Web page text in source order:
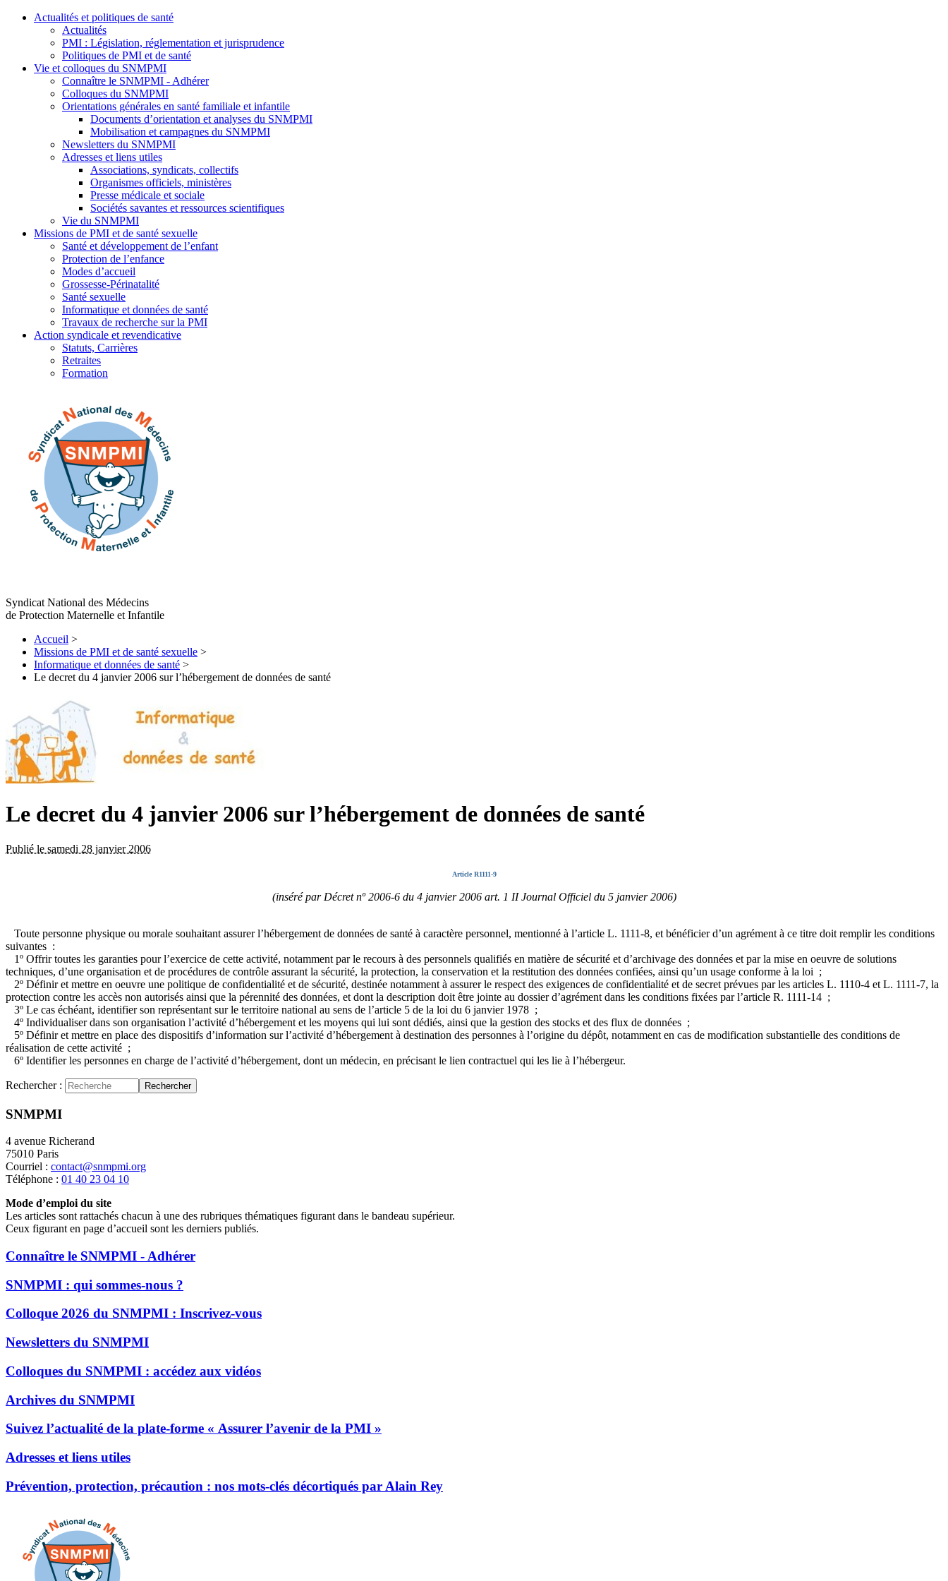
Actualités et politiques de santé
Actualités
PMI : Législation, réglementation et jurisprudence
Politiques de PMI et de santé
Vie et colloques du SNMPMI
Connaître le SNMPMI - Adhérer
Colloques du SNMPMI
Orientations générales en santé familiale et infantile
Documents d’orientation et analyses du SNMPMI
Mobilisation et campagnes du SNMPMI
Newsletters du SNMPMI
Adresses et liens utiles
Associations, syndicats, collectifs
Organismes officiels, ministères
Presse médicale et sociale
Sociétés savantes et ressources scientifiques
Vie du SNMPMI
Missions de PMI et de santé sexuelle
Santé et développement de l’enfant
Protection de l’enfance
Modes d’accueil
Grossesse-Périnatalité
Santé sexuelle
Informatique et données de santé
Travaux de recherche sur la PMI
Action syndicale et revendicative
Statuts, Carrières
Retraites
Formation
Syndicat National des Médecins
de Protection Maternelle et Infantile
Accueil >
Missions de PMI et de santé sexuelle >
Informatique et données de santé >
Le decret du 4 janvier 2006 sur l’hébergement de données de santé
Le decret du 4 janvier 2006 sur l’hébergement de données de santé
Publié le samedi 28 janvier 2006
Article R1111-9
(inséré par Décret nº 2006-6 du 4 janvier 2006 art. 1 II Journal Officiel du 5 janvier 2006)
Toute personne physique ou morale souhaitant assurer l’hébergement de données de santé à caractère personnel, mentionné à l’article L. 1111-8, et bénéficier d’un agrément à ce titre doit remplir les conditions
suivantes :
1º Offrir toutes les garanties pour l’exercice de cette activité, notamment par le recours à des personnels qualifiés en matière de sécurité et d’archivage des données et par la mise en oeuvre de solutions
techniques, d’une organisation et de procédures de contrôle assurant la sécurité, la protection, la conservation et la restitution des données confiées, ainsi qu’un usage conforme à la loi ;
2º Définir et mettre en oeuvre une politique de confidentialité et de sécurité, destinée notamment à assurer le respect des exigences de confidentialité et de secret prévues par les articles L. 1110-4 et L. 1111-7, la
protection contre les accès non autorisés ainsi que la pérennité des données, et dont la description doit être jointe au dossier d’agrément dans les conditions fixées par l’article R. 1111-14 ;
3º Le cas échéant, identifier son représentant sur le territoire national au sens de l’article 5 de la loi du 6 janvier 1978 ;
4º Individualiser dans son organisation l’activité d’hébergement et les moyens qui lui sont dédiés, ainsi que la gestion des stocks et des flux de données ;
5º Définir et mettre en place des dispositifs d’information sur l’activité d’hébergement à destination des personnes à l’origine du dépôt, notamment en cas de modification substantielle des conditions de
réalisation de cette activité ;
6º Identifier les personnes en charge de l’activité d’hébergement, dont un médecin, en précisant le lien contractuel qui les lie à l’hébergeur.
Rechercher : Rechercher
SNMPMI
4 avenue Richerand
75010 Paris
Courriel : contact@snmpmi.org
Téléphone : 01 40 23 04 10
Mode d’emploi du site
Les articles sont rattachés chacun à une des rubriques thématiques figurant dans le bandeau supérieur.
Ceux figurant en page d’accueil sont les derniers publiés.
Connaître le SNMPMI - Adhérer
SNMPMI : qui sommes-nous ?
Colloque 2026 du SNMPMI : Inscrivez-vous
Newsletters du SNMPMI
Colloques du SNMPMI : accédez aux vidéos
Archives du SNMPMI
Suivez l’actualité de la plate-forme « Assurer l’avenir de la PMI »
Adresses et liens utiles
Prévention, protection, précaution : nos mots-clés décortiqués par Alain Rey